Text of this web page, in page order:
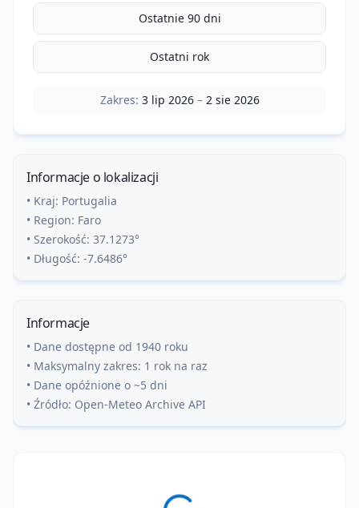
Ostatnie 90 dni
Ostatni rok
Zakres: 3 lip 2026– 2 sie 2026
Informacje o lokalizacji
• Kraj: Portugalia
• Region: Faro
• Szerokość: 37.1273°
• Długość: -7.6486°
Informacje
• Dane dostępne od 1940 roku
• Maksymalny zakres: 1 rok na raz
• Dane opóźnione o ~5 dni
• Źródło: Open-Meteo Archive API